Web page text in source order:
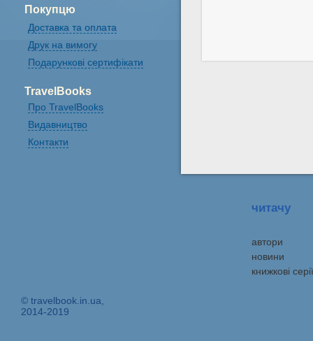
Покупцю
Доставка та оплата
Друк на вимогу
Подарункові сертифікати
TravelBooks
Про TravelBooks
Видавництво
Контакти
© travelbook.in.ua,
2014-2019
читачу
автори
новини
книжкові серії